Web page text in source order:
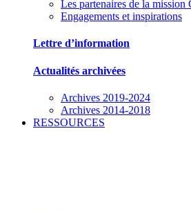
Les partenaires de la
Engagements et inspirations
Lettre d’information
Actualités archivées
Archives 2019-2024
Archives 2014-2018
RESSOURCES